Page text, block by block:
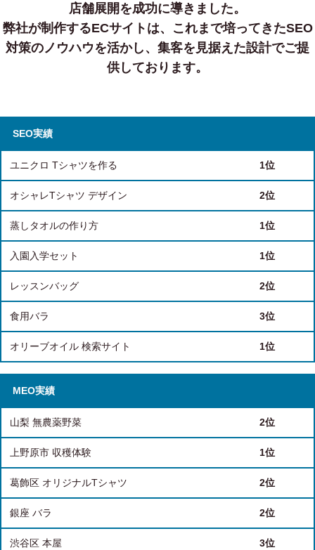
店舗展開を成功に導きました。
弊社が制作するECサイトは、これまで培ってきたSEO
対策のノウハウを活かし、集客を見据えた設計でご提
供しております。
SEO実績
ユニクロ Tシャツを作る 1位
オシャレTシャツ デザイン 2位
蒸しタオルの作り方 1位
入園入学セット 1位
レッスンバッグ 2位
食用バラ 3位
オリーブオイル 検索サイト 1位
MEO実績
山梨 無農薬野菜 2位
上野原市 収穫体験 1位
葛飾区 オリジナルTシャツ 2位
銀座 バラ 2位
渋谷区 本屋 3位